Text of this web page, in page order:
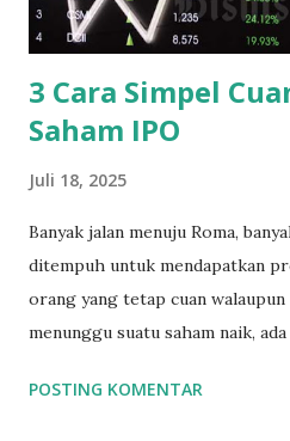
Citra Mulia Tbk (ARNA)
(CAKK) Inti Keram...
3 Cara Simpel
Saham IPO
Juli 18, 2025
Banyak jalan menuju Roma,
ditempuh untuk mendapatkan
orang yang tetap cuan walaupun
menunggu suatu saham naik,
menit. Nah ada pula yang cuan
POSTING KOMENTAR